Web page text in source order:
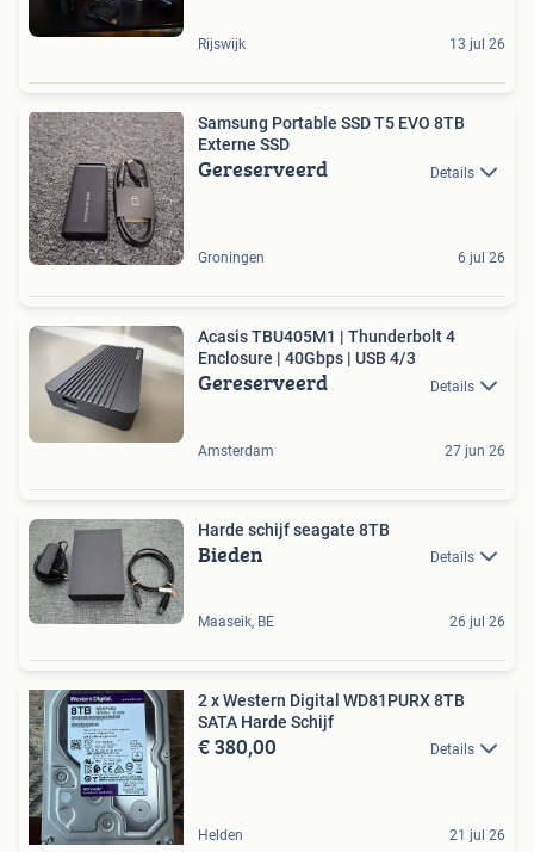
Rijswijk 13 jul 26
Samsung Portable SSD T5 EVO 8TB
Externe SSD
Gereserveerd Details
Groningen 6 jul 26
Acasis TBU405M1 | Thunderbolt 4
Enclosure | 40Gbps | USB 4/3
Gereserveerd Details
Amsterdam 27 jun 26
Harde schijf seagate 8TB
Bieden Details
Maaseik, BE 26 jul 26
2 x Western Digital WD81PURX 8TB
SATA Harde Schijf
€ 380,00 Details
Helden 21 jul 26